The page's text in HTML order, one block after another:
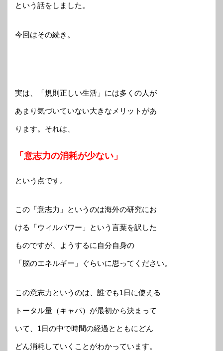
という話をしました。
今回はその続き。
実は、「規則正しい生活」には多くの人が
あまり気づいていない大きなメリットがあ
ります。それは、
「意志力の消耗が少ない」
という点です。
この「意志力」というのは海外の研究にお
ける「ウィルパワー」という言葉を訳した
ものですが、ようするに自分自身の
「脳のエネルギー」ぐらいに思ってください。
この意志力というのは、誰でも1日に使える
トータル量（キャパ）が最初から決まって
いて、1日の中で時間の経過とともにどん
どん消耗していくことがわかっています。